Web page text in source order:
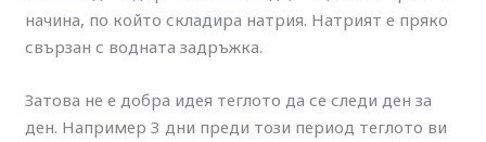
начина, по който складира натрия. Натрият е пряко
свързан с водната задръжка.
Затова не е добра идея теглото да се следи ден за
ден. Например 3 дни преди този период теглото ви